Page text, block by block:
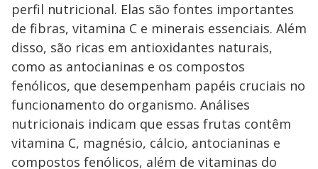
perfil nutricional. Elas são fontes importantes
de fibras, vitamina C e minerais essenciais. Além
disso, são ricas em antioxidantes naturais,
como as antocianinas e os compostos
fenólicos, que desempenham papéis cruciais no
funcionamento do organismo. Análises
nutricionais indicam que essas frutas contêm
vitamina C, magnésio, cálcio, antocianinas e
compostos fenólicos, além de vitaminas do